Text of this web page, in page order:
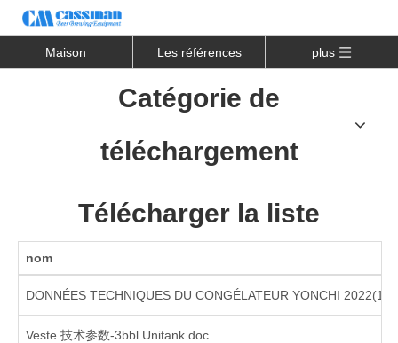
Maison Les références plus
Catégorie de
téléchargement
Télécharger la liste
nom
DONNÉES TECHNIQUES DU CONGÉLATEUR YONCHI
Veste 技术参数-3bbl Unitank.doc